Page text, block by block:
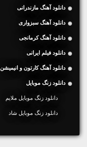
دانلود آهنگ مازندرانی
دانلود آهنگ سبزواری
دانلود آهنگ کرمانجی
دانلود فیلم ایرانی
دانلود آهنگ کارتون و انیمیشن
دانلود زنگ موبایل
دانلود زنگ موبایل ملایم
دانلود زنگ موبایل شاد